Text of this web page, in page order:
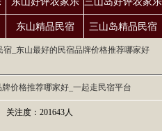
东山精品民宿 三山岛精品民宿
_东山最好的民宿品牌价格推荐哪家好
价格推荐哪家好_一起走民宿平台
注度：201643人